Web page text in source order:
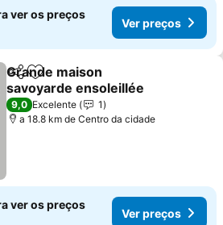
ver os preços
Ver preços
PartilharAdicionar aos favoritos
Grande maison
savoyarde ensoleillée
Ver preços
9,0 Excelente
1
a 18.8 km de Centro da cidade
ver os preços
Ver preços